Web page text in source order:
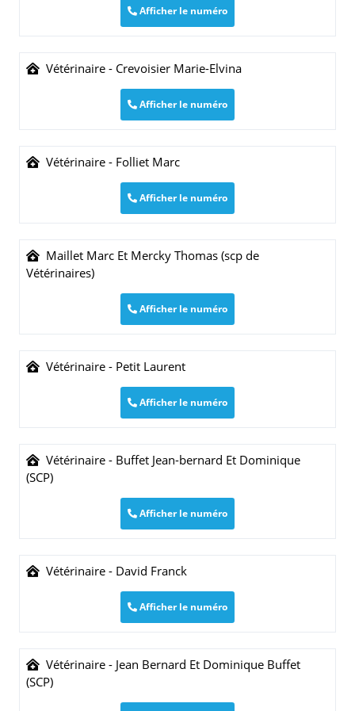
Afficher le numéro
Vétérinaire - Crevoisier Marie-Elvina
Afficher le numéro
Vétérinaire - Folliet Marc
Afficher le numéro
Maillet Marc Et Mercky Thomas (scp de
Vétérinaires)
Afficher le numéro
Vétérinaire - Petit Laurent
Afficher le numéro
Vétérinaire - Buffet Jean-bernard Et Dominique
(SCP)
Afficher le numéro
Vétérinaire - David Franck
Afficher le numéro
Vétérinaire - Jean Bernard Et Dominique Buffet
(SCP)